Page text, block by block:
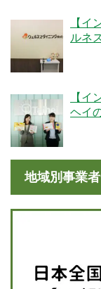
【イ
ルネ
【イ
ヘイ
地域別事業